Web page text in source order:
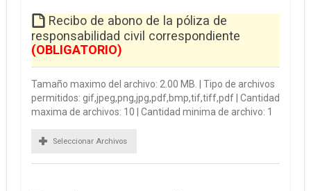
Recibo de abono de la póliza de
responsabilidad civil correspondiente
(OBLIGATORIO)
Tamaño maximo del archivo: 2.00 MB. | Tipo de archivos
permitidos: gif,jpeg,png,jpg,pdf,bmp,tif,tiff,pdf | Cantidad
maxima de archivos: 10 | Cantidad minima de archivo: 1
Seleccionar Archivos